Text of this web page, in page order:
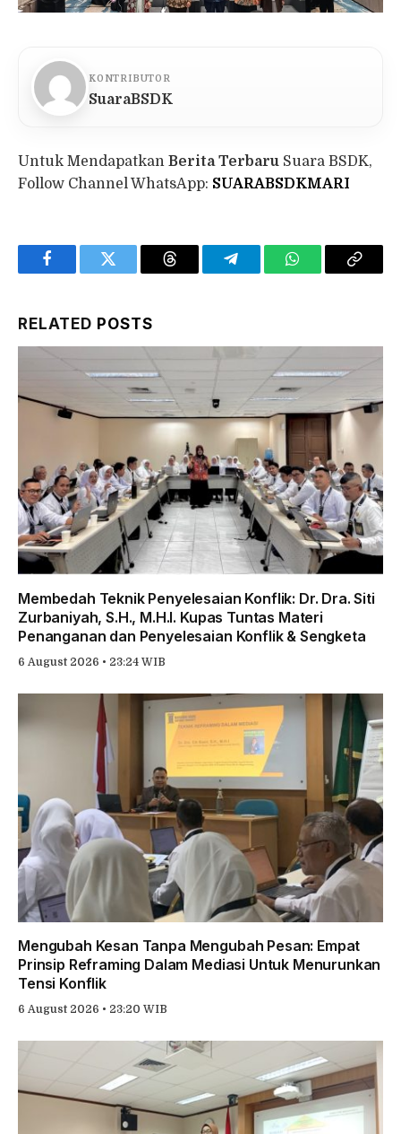
KONTRIBUTOR
SuaraBSDK
Untuk Mendapatkan Berita Terbaru Suara BSDK,
Follow Channel WhatsApp: SUARABSDKMARI
FacebookTwitter Threads TelegramWhatsAppCopy
RELATED POSTS
Membedah Teknik Penyelesaian Konflik: Dr. Dra. Siti
Zurbaniyah, S.H., M.H.I. Kupas Tuntas Materi
Penanganan dan Penyelesaian Konflik & Sengketa
6 August 2026 • 23:24 WIB
Mengubah Kesan Tanpa Mengubah Pesan: Empat
Prinsip Reframing Dalam Mediasi Untuk Menurunkan
Tensi Konflik
6 August 2026 • 23:20 WIB